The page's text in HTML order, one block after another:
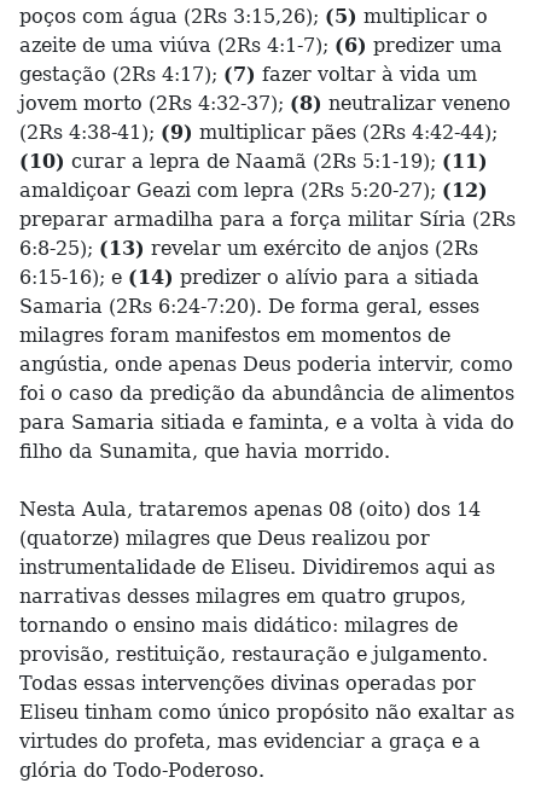
poços com água (2Rs 3:15,26); (5) multiplicar o
azeite de uma viúva (2Rs 4:1-7); (6) predizer uma
gestação (2Rs 4:17); (7) fazer voltar à vida um
jovem morto (2Rs 4:32-37); (8) neutralizar veneno
(2Rs 4:38-41); (9) multiplicar pães (2Rs 4:42-44);
(10) curar a lepra de Naamã (2Rs 5:1-19); (11)
amaldiçoar Geazi com lepra (2Rs 5:20-27); (12)
preparar armadilha para a força militar Síria (2Rs
6:8-25); (13) revelar um exército de anjos (2Rs
6:15-16); e (14) predizer o alívio para a sitiada
Samaria (2Rs 6:24-7:20). De forma geral, esses
milagres foram manifestos em momentos de
angústia, onde apenas Deus poderia intervir, como
foi o caso da predição da abundância de alimentos
para Samaria sitiada e faminta, e a volta à vida do
filho da Sunamita, que havia morrido.
Nesta Aula, trataremos apenas 08 (oito) dos 14
(quatorze) milagres que Deus realizou por
instrumentalidade de Eliseu. Dividiremos aqui as
narrativas desses milagres em quatro grupos,
tornando o ensino mais didático: milagres de
provisão, restituição, restauração e julgamento.
Todas essas intervenções divinas operadas por
Eliseu tinham como único propósito não exaltar as
virtudes do profeta, mas evidenciar a graça e a
glória do Todo-Poderoso.